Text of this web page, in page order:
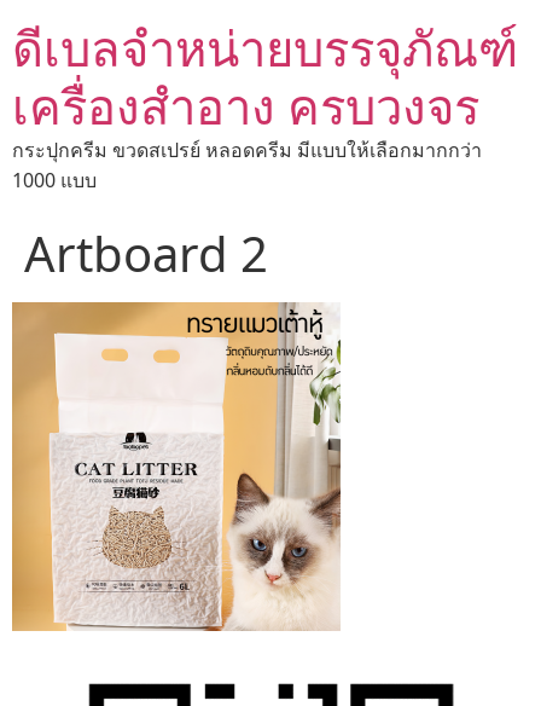
ดีเบลจำหน่ายบรรจุภัณฑ์
เครื่องสำอาง ครบวงจร
กระปุกครีม ขวดสเปรย์ หลอดครีม มีแบบให้เลือกมากกว่า
1000 แบบ
Artboard 2